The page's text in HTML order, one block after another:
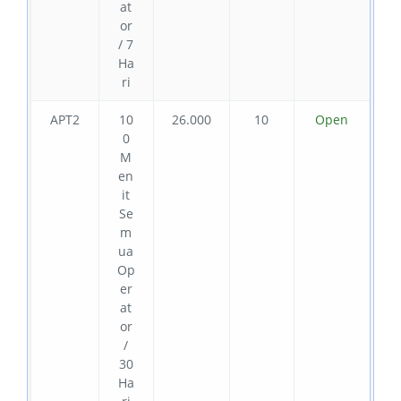
at
or
/ 7
Ha
ri
APT2
10
0
M
en
it
Se
m
ua
Op
er
at
or
/
30
Ha
26.000 10 Open